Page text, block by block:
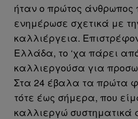
ήταν ο πρώτος άνθρωπος
ενημέρωσε σχετικά με
καλλιέργεια.
Ελλάδα, το ‘χα πάρει
καλλιεργούσα για
Στα 24 έβαλα τα πρώτα
τότε έως σήμερα, που
καλλιεργώ συστηματικά